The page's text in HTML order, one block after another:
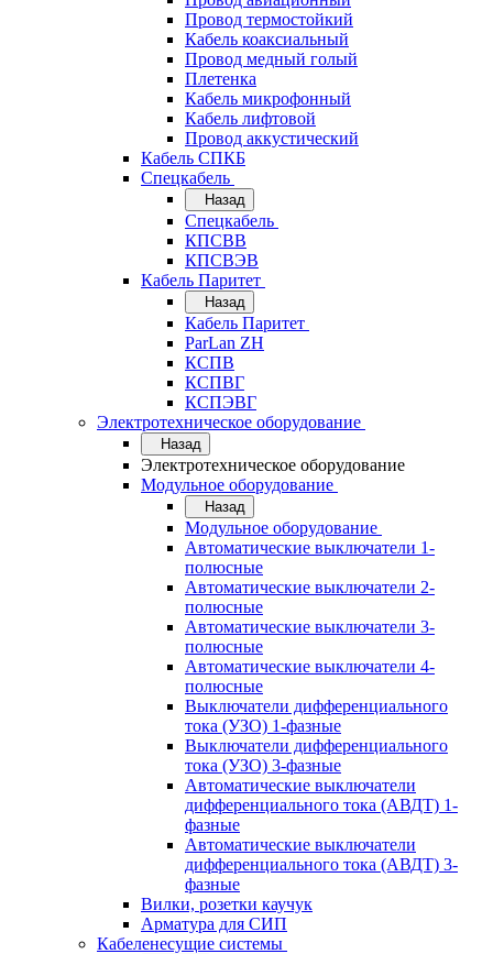
Провод термостойкий
Кабель коаксиальный
Провод медный голый
Плетенка
Кабель микрофонный
Кабель лифтовой
Провод аккустический
Кабель СПКБ
Спецкабель
Назад
Спецкабель
КПСВВ
КПСВЭВ
Кабель Паритет
Назад
Кабель Паритет
ParLan ZH
КСПВ
КСПВГ
КСПЭВГ
Электротехническое оборудование
Назад
Электротехническое оборудование
Модульное оборудование
Назад
Модульное оборудование
Автоматические выключатели 1-
полюсные
Автоматические выключатели 2-
полюсные
Автоматические выключатели 3-
полюсные
Автоматические выключатели 4-
полюсные
Выключатели дифференциального
тока (УЗО) 1-фазные
Выключатели дифференциального
тока (УЗО) 3-фазные
Автоматические выключатели
дифференциального тока (АВДТ) 1-
фазные
Автоматические выключатели
дифференциального тока (АВДТ) 3-
фазные
Вилки, розетки каучук
Арматура для СИП
Кабеленесущие системы